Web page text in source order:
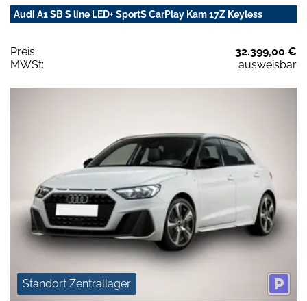
Audi A1 SB S line LED+ SportS CarPlay Kam 17Z Keyless
Preis:
32.399,00 €
MWSt:
ausweisbar
Standort Zentrallager